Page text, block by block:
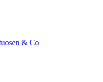
& Co